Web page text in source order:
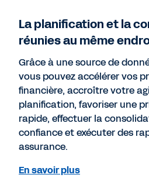
La planification et la
réunies au même
Grâce à une source de
vous pouvez accélérer vos
financière, accroître votre
planification, favoriser une
rapide, effectuer la
confiance et exécuter des
assurance.
En savoir plus